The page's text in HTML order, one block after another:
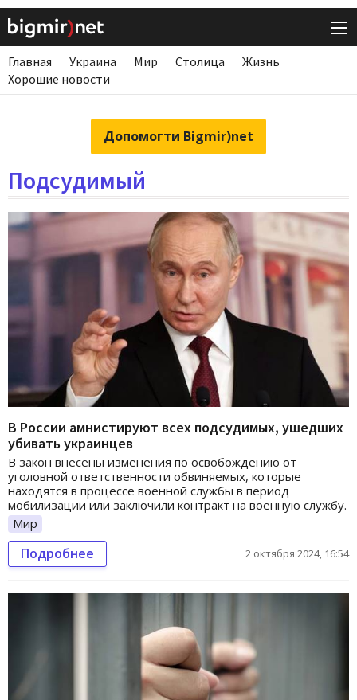
Главная Украина Мир Столица
Жизнь
Хорошие новости
Допомогти Bigmir)net
Подсудимый
В России амнистируют всех подсудимых, ушедших
убивать украинцев
В закон внесены изменения по освобождению от
уголовной ответственности обвиняемых, которые
находятся в процессе военной службы в период
мобилизации или заключили контракт на военную службу.
Мир
Подробнее 2 октября 2024, 16:54